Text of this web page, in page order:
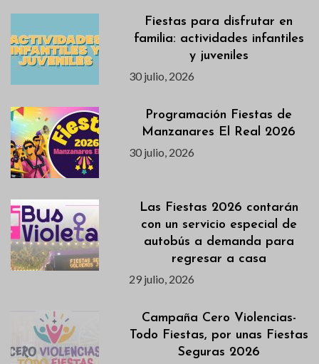
Fiestas para disfrutar en
familia: actividades infantiles
y juveniles
30 julio, 2026
Programación Fiestas de
Manzanares El Real 2026
30 julio, 2026
Las Fiestas 2026 contarán
con un servicio especial de
autobús a demanda para
regresar a casa
29 julio, 2026
Campaña Cero Violencias-
Todo Fiestas, por unas Fiestas
Seguras 2026